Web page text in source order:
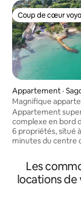
Coup de cœur
Coup de cœur
Appartement ·
Magnifique
plage
Appartement
complexe en bord
6 propriétés, situé
minutes du centre
restaurants de
magasins. La région est parfaite pour les
couples, les
ambiance
amoureux du
Les
locations